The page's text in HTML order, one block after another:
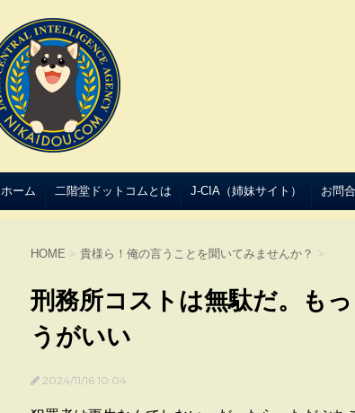
ホーム 二階堂ドットコムとは J-CIA（姉妹サイト） お問
HOME > 貴様ら！俺の言うことを聞いてみませんか？ >
刑務所コストは無駄だ。も
うがいい
2024/11/16 10:04